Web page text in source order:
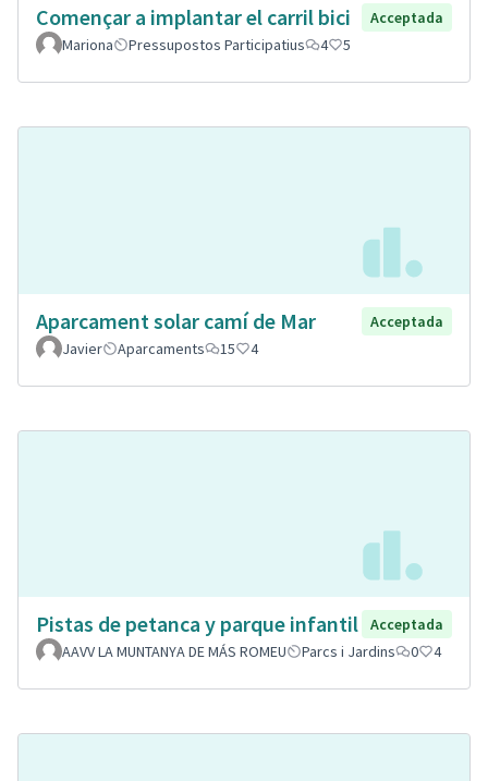
Començar a implantar el carril bici
Acceptada
Mariona
Pressupostos Participatius 4 5
Aparcament solar camí de Mar
Acceptada
Javier
Aparcaments 15 4
Pistas de petanca y parque infantil
Acceptada
AAVV LA MUNTANYA DE MÁS ROMEU
Parcs i Jardins 0 4